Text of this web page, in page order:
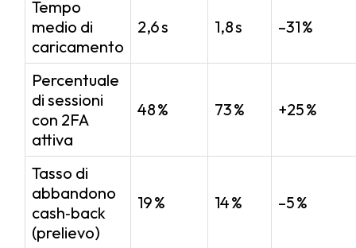
Tempo
medio di
caricamento
2,6 s 1,8 s –31 %
Percentuale
di sessioni
con 2FA
attiva
48 % 73 % +25 %
Tasso di
abbandono
cash‑back
(prelievo)
19 % 14 % –5 %